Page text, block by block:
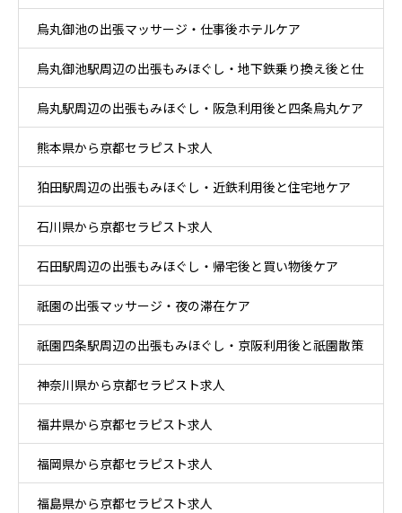
散策ケア
烏丸御池の出張マッサージ・仕事後ホテルケア
烏丸御池駅周辺の出張もみほぐし・地下鉄乗り換え後と仕
事帰りケア
烏丸駅周辺の出張もみほぐし・阪急利用後と四条烏丸ケア
熊本県から京都セラピスト求人
狛田駅周辺の出張もみほぐし・近鉄利用後と住宅地ケア
石川県から京都セラピスト求人
石田駅周辺の出張もみほぐし・帰宅後と買い物後ケア
祇園の出張マッサージ・夜の滞在ケア
祇園四条駅周辺の出張もみほぐし・京阪利用後と祇園散策
ケア
神奈川県から京都セラピスト求人
福井県から京都セラピスト求人
福岡県から京都セラピスト求人
福島県から京都セラピスト求人